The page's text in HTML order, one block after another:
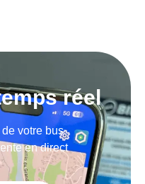
réel
votre bus
en direct